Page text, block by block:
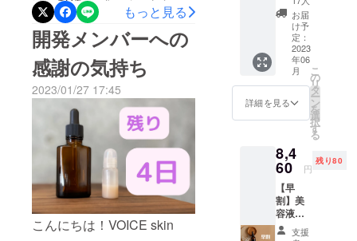
私達におまかせくださ
い！！私達はお顔を整える
プロです。1人1人のお悩み
に、真摯に向き合います。
コルギや化粧品で、お顔や
お肌を整え、「あなただけ
の美しさ」を最大限に引き
出します。お顔が整うこと
で、自分に自信がついた
り、新しいことへチャレン
ない私は、最初、なかなか
声をかける勇気が出ません
でした。今だから言えます
が、正直、「化粧品開発な
んて上手くいくのかな？」
とも思っていました 笑笑
でも、ある時、代表の山本
に尻を叩かれ、めちゃく
ちゃ緊張しましたが、勇気
を持ってぶつかっていった
ら、1人、2人…とメンバー
は、私達のプロジェクトを
ご訪問いただき、ありがと
うございます。また、すで
にプロジェクトを支援して
くださった方々、本当にあ
りがとうございます。心よ
り感謝申し上げます。
化粧品は、巷ではたくさん
溢れるほど存在します。大
手ブランドものからプチプ
ラまで、価格も様々で
もっと見る
開発メンバーへの
感謝の気持ち
2023/01/27 17:45
こんにちは！VOICE skin
目線の化粧
品作り」に
る。
今回の美容
液は、この
一段の化粧
品となる。
込・送
料込
み）の
美容液
がキャ
ンプ
ファイ
ヤー価
格で
45%オ
8950円
（税
込・送
料込
み）
に。 さ
らに、
お届
け予
定：
2023
年06
月
詳細を見る
こ
の
リ
タ
ー
ン
を
選
択
す
る
8,4
60 円
残り80
【早
割】美
容液１
本 定
支援